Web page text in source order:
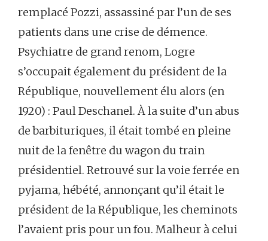
remplacé Pozzi, assassiné par l’un de ses
patients dans une crise de démence.
Psychiatre de grand renom, Logre
s’occupait également du président de la
République, nouvellement élu alors (en
1920) : Paul Deschanel. À la suite d’un abus
de barbituriques, il était tombé en pleine
nuit de la fenêtre du wagon du train
présidentiel. Retrouvé sur la voie ferrée en
pyjama, hébété, annonçant qu’il était le
président de la République, les cheminots
l’avaient pris pour un fou. Malheur à celui